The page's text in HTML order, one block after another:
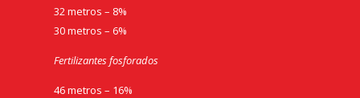
32 metros – 8%
30 metros – 6%
Fertilizantes fosforados
46 metros – 16%